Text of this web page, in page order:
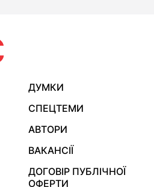
ДУМКИ
СПЕЦТЕМИ
АВТОРИ
ВАКАНСІЇ
ДОГОВІР ПУБЛІЧНОЇ
ОФЕРТИ